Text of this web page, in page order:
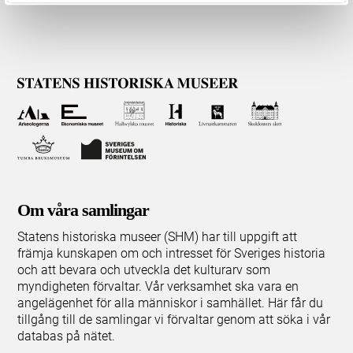
Om våra samlingar
Statens historiska museer (SHM) har till uppgift att
främja kunskapen om och intresset för Sveriges historia
och att bevara och utveckla det kulturarv som
myndigheten förvaltar. Vår verksamhet ska vara en
angelägenhet för alla människor i samhället. Här får du
tillgång till de samlingar vi förvaltar genom att söka i vår
databas på nätet.